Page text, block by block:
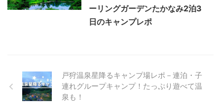
ーリングガーデンたかなみ2泊3
日のキャンプレポ
戸狩温泉星降るキャンプ場レポ－連泊・子
連れグループキャンプ！たっぷり遊べて温
泉も！